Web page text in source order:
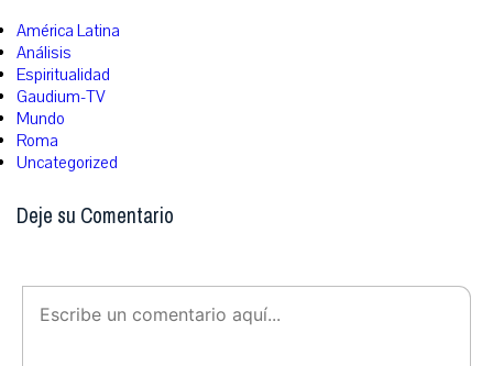
América Latina
Análisis
Espiritualidad
Gaudium-TV
Mundo
Roma
Uncategorized
Deje su Comentario